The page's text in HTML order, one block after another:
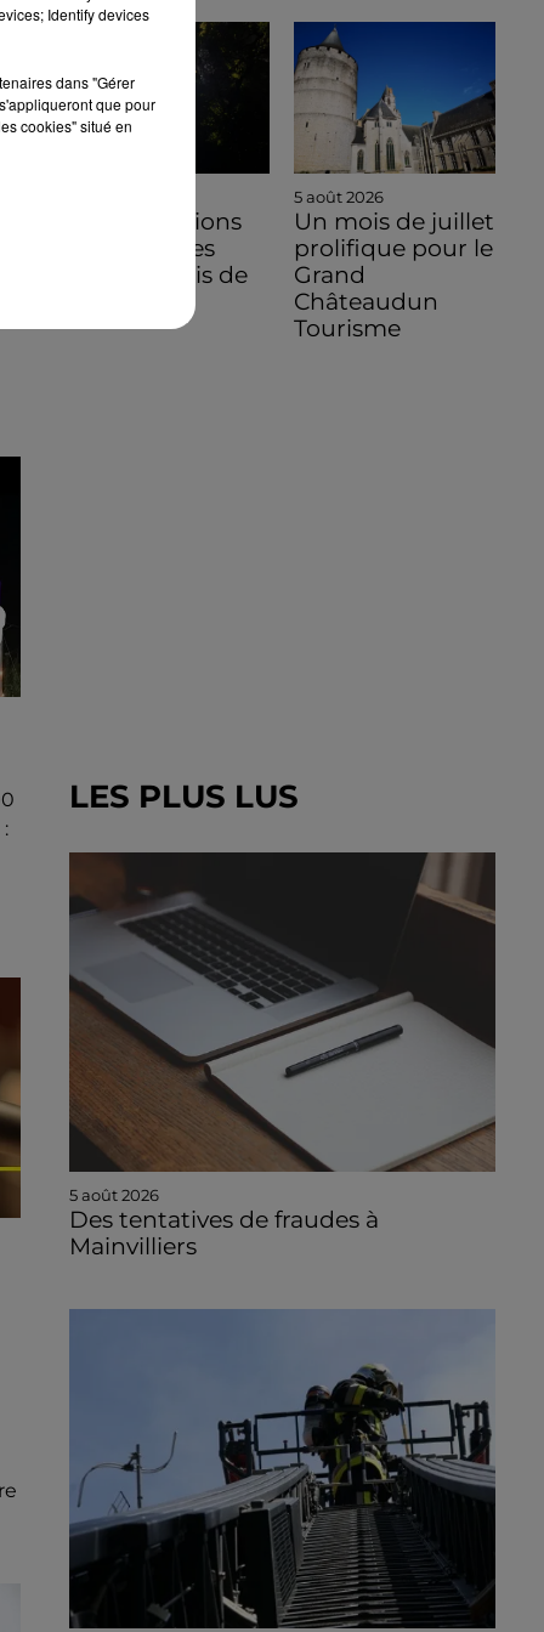
Des conditions
hors normes
pour le mois de
juillet 2026
5 août 2026
Un mois de juillet
prolifique pour le
Grand
Châteaudun
Tourisme
LES PLUS LUS
5 août 2026
Des tentatives de fraudes à
Mainvilliers
Identify devices
dans "Gérer
que pour
cookies" situé en